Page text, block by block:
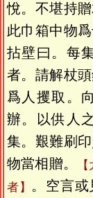
悅。不堪持
此巾箱中物
拈壁曰。每
者。請解杖
爲人攫取。
辦。以供人
集。艱難刷
物當相贈。
者
。空言或